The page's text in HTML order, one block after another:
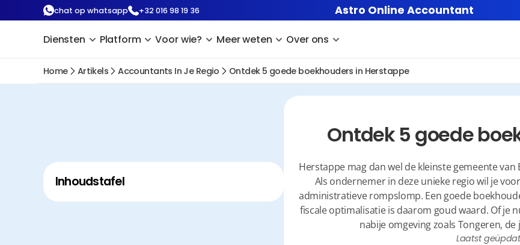
chat op whatsapp +32 016 98 19 36 Astro Online Accountant
Diensten Platform Voor wie? Meer weten Over ons
Home Artikels Accountants In Je Regio Ontdek 5 goede boekhouders in Herstappe
Inhoudstafel
Ontdek 5 goede
Herstappe mag dan wel de kleinste gemeente
Als ondernemer in deze unieke regio wil je
administratieve rompslomp. Een goede
fiscale optimalisatie is daarom goud waard. Of je
nabije omgeving zoals Tongeren,
Laatst